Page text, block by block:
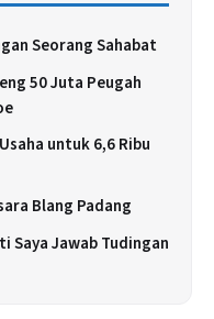
Seorang Sahabat
50 Juta Peugah
untuk 6,6 Ribu
Blang Padang
Saya Jawab Tudingan